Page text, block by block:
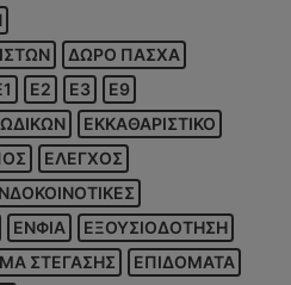
ΔΩΡΟ ΠΑΣΧΑ
Ε2 Ε3
Ε9
ΕΚΚΑΘΑΡΙΣΤΙΚΟ
ΕΛΕΓΧΟΣ
ΕΝΦΙΑ
ΕΞΟΥΣΙΟΔΟΤΗΣΗ
ΣΤΕΓΑΣΗΣ
ΕΠΙΔΟΜΑΤΑ